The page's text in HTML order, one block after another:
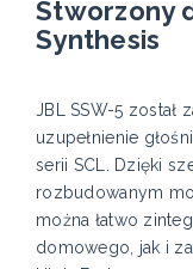
Stworzony
Synthesis
JBL SSW-5 został
uzupełnienie
serii SCL. Dzięki
rozbudowanym
można łatwo
domowego, jak i